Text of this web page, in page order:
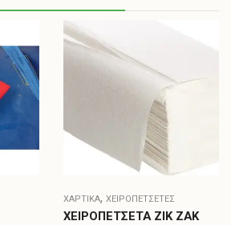
ΧΑΡΤΙΚΑ, ΧΕΙΡΟΠΕΤΣΈΤΕΣ
ΧΕΙΡΟΠΕΤΣΕΤΑ ΖΙΚ ΖΑΚ